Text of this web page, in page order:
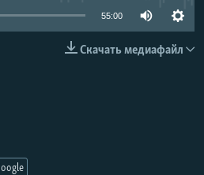
55:00
Скачать медиафайл